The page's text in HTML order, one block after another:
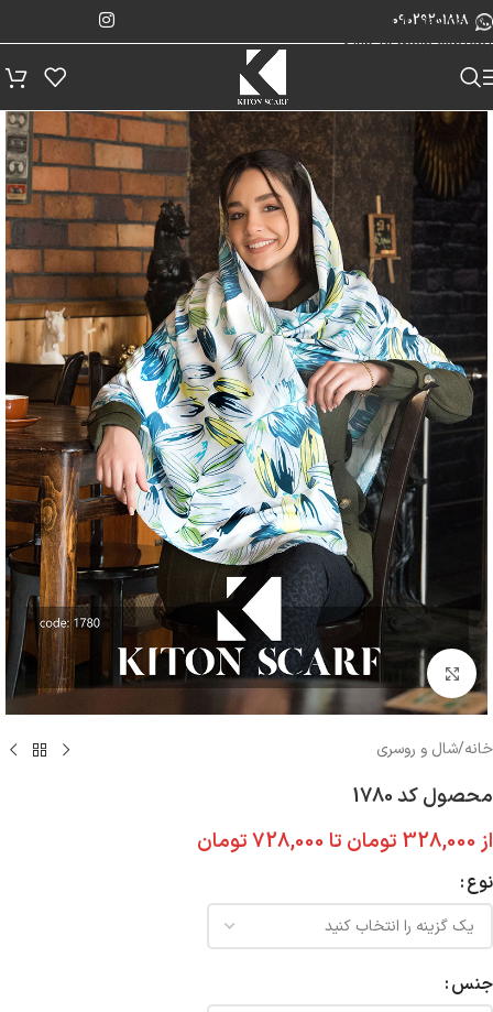
Skip to navigation
Skip to main content
09029201818
بزرگنمایی تصویر
خانه/شال و روسری
محصول کد 1780
از 328,000 تومان تا 728,000تومان
نوع
جنس